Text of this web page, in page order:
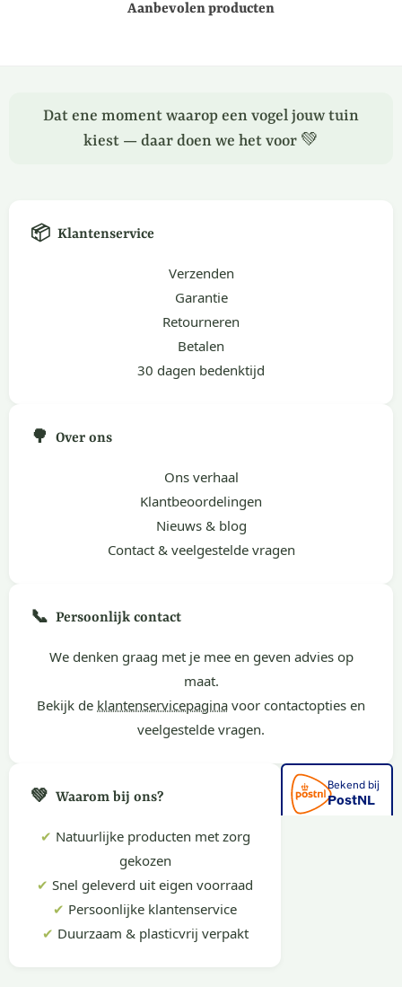
Aanbevolen producten
Dat ene moment waarop een vogel jouw tuin
kiest — daar doen we het voor 💚
📦 Klantenservice
Verzenden
Garantie
Retourneren
Betalen
30 dagen bedenktijd
🌳 Over ons
Ons verhaal
Klantbeoordelingen
Nieuws & blog
Contact & veelgestelde vragen
📞 Persoonlijk contact
We denken graag met je mee en geven advies op
maat.
Bekijk de klantenservicepagina voor contactopties en
veelgestelde vragen.
💚 Waarom bij ons?
✔ Natuurlijke producten met zorg
gekozen
✔ Snel geleverd uit eigen voorraad
✔ Persoonlijke klantenservice
✔ Duurzaam & plasticvrij verpakt